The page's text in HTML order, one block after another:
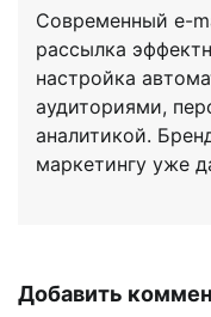
Современный e-
рассылка
настройка
аудиториями,
аналитикой.
маркетингу уже
Добавить